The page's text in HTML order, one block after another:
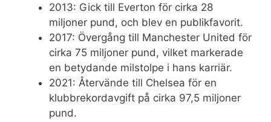
2013: Gick till Everton för cirka 28
miljoner pund, och blev en publikfavorit.
2017: Övergång till Manchester United för
cirka 75 miljoner pund, vilket markerade
en betydande milstolpe i hans karriär.
2021: Återvände till Chelsea för en
klubbrekordavgift på cirka 97,5 miljoner
pund.